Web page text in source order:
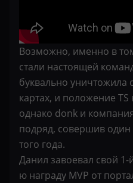
Возможно, именно в
стали настоящей
буквально уничтожила
картах, и положение
однако donk и
подряд, совершив
того года.
Данил завоевал свой
ю награду MVP от